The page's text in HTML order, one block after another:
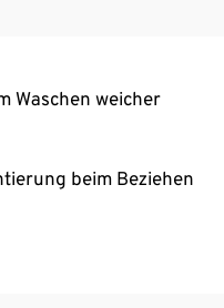
Waschen weicher
beim Beziehen
Markenqualität